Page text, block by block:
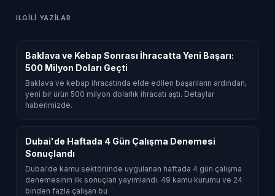
ILGILI YAZILAR
Baklava ve Kebap Sonrası İhracatta Yeni Başarı:
500 Milyon Doları Geçti
Baklava ve kebap ihracatında elde edilen başarıların ardından,
yeni bir ürün 500 milyon dolarlık ihracatı aştı. Detaylar
haberimizde.
Dubai'de Haftada 4 Gün Çalışma Denemesi
Sonuçlandı
Dubai'de kamu sektöründe uygulanan haftada 4 gün çalışma
denemesinin ilk sonuçları yayımlandı. 49 kamu kurumu ve 24
binden fazla çalışan bu